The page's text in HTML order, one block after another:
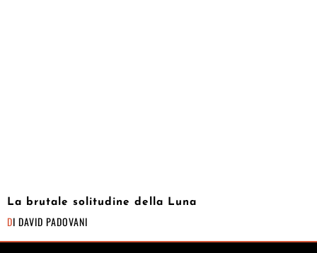
La brutale solitudine della Luna
DI DAVID PADOVANI